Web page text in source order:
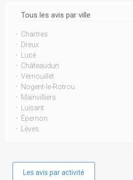
Tous les avis par ville
Chartres
Dreux
Lucé
Châteaudun
Vernouillet
Nogent-le-Rotrou
Mainvilliers
Luisant
Épernon
Lèves
Les avis par activité